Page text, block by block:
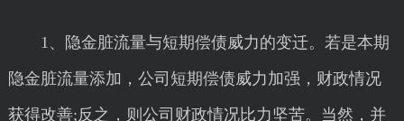
1、隐金脏流量与短期偿债威力的变迁。若是本期
隐金脏流量添加，公司短期偿债威力加强，财政情况
获得改善;反之，则公司财政情况比力坚苦。当然，并